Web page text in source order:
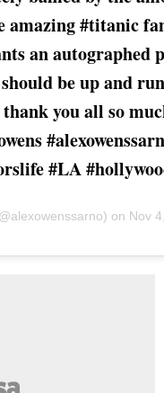
#titanic
an autographed
be up and
you all so
#LA
on Nov